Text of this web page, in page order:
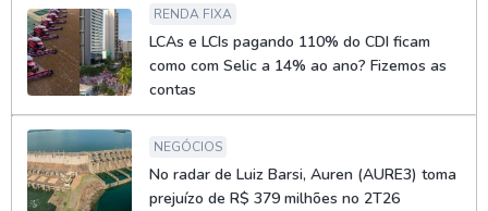
RENDA FIXA
LCAs e LCIs pagando 110% do CDI ficam
como com Selic a 14% ao ano? Fizemos as
contas
NEGÓCIOS
No radar de Luiz Barsi, Auren (AURE3) toma
prejuízo de R$ 379 milhões no 2T26